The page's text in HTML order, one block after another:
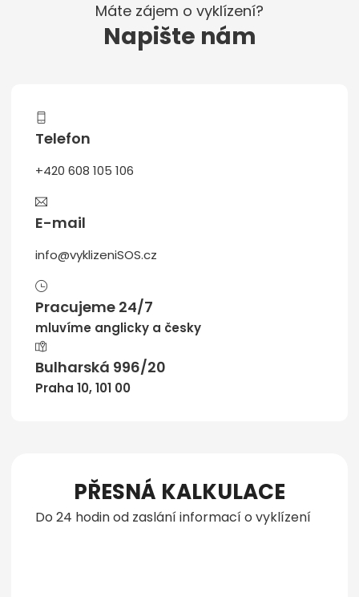
Máte zájem o vyklízení?
Napište nám
Telefon
+420 608 105 106
E-mail
info@vyklizeniSOS.cz
Pracujeme 24/7
mluvíme anglicky a česky
Bulharská 996/20
Praha 10, 101 00
PŘESNÁ KALKULACE
Do 24 hodin od zaslání informací o vyklízení